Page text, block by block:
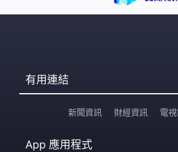
有用連結
新聞資訊 財經資訊 電
App 應用程式